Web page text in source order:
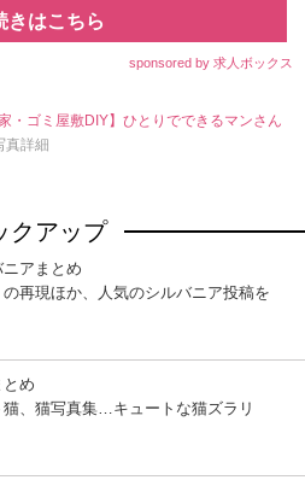
きはこちら
sponsored by 求人ボックス
・ゴミ屋敷DIY】ひとりでできるマンさん
真詳細
クアップ
アまとめ
の再現ほか、人気のシルバニア投稿を
め
猫、猫写真集…キュートな猫ズラリ